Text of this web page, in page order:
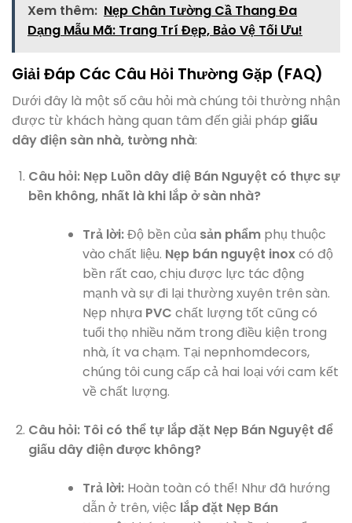
Xem thêm: Nẹp Chân Tường Cầ Thang Đa
Dạng Mẫu Mã: Trang Trí Đẹp, Bảo Vệ Tối Ưu!
Giải Đáp Các Câu Hỏi Thường Gặp (FAQ)
Dưới đây là một số câu hỏi mà chúng tôi thường nhận
được từ khách hàng quan tâm đến giải pháp giấu
dây điện sàn nhà, tường nhà:
Câu hỏi: Nẹp Luồn dây điệ Bán Nguyệt có thực sự
bền không, nhất là khi lắp ở sàn nhà?
Trả lời:Độ bền của sản phẩmphụ thuộc
vào chất liệu. Nẹp bán nguyệt inoxcó độ
bền rất cao, chịu được lực tác động
mạnh và sự đi lại thường xuyên trên sàn.
Nẹp nhựa PVC chất lượng tốt cũng có
tuổi thọ nhiều năm trong điều kiện trong
nhà, ít va chạm. Tại nepnhomdecors,
chúng tôi cung cấp cả hai loại với cam kết
về chất lượng.
Câu hỏi: Tôi có thể tự lắp đặt Nẹp Bán Nguyệt để
giấu dây điện được không?
Trả lời:Hoàn toàn có thể! Như đã hướng
dẫn ở trên, việc lắp đặt Nẹp Bán